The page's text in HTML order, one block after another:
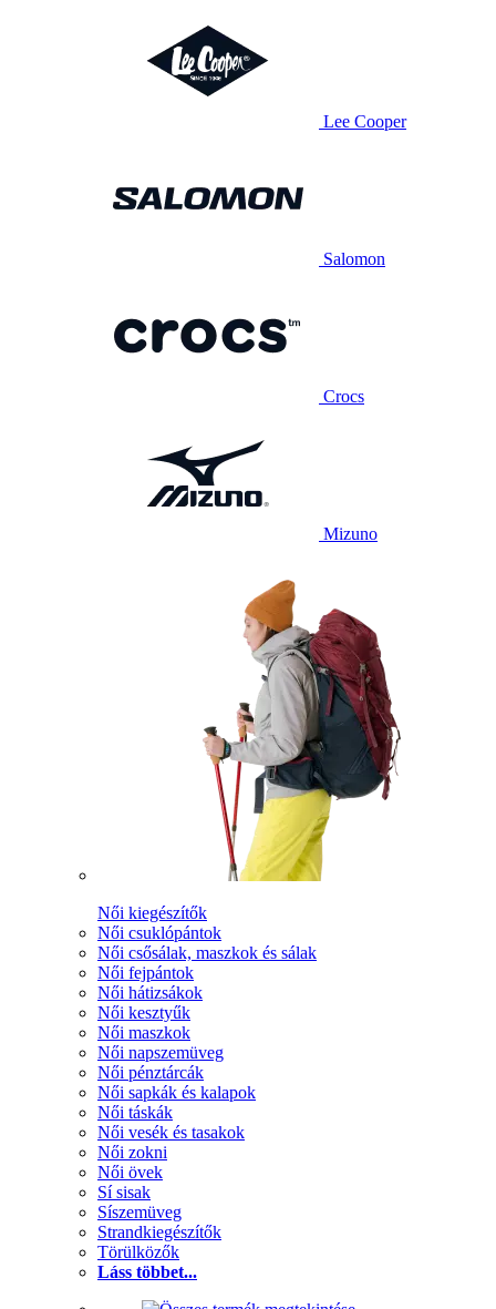
Lee Cooper
Salomon
Crocs
Mizuno
Női kiegészítők
Női csuklópántok
Női csősálak, maszkok és sálak
Női fejpántok
Női hátizsákok
Női kesztyűk
Női maszkok
Női napszemüveg
Női pénztárcák
Női sapkák és kalapok
Női táskák
Női vesék és tasakok
Női zokni
Női övek
Sí sisak
Síszemüveg
Strandkiegészítők
Törülközők
Láss többet...